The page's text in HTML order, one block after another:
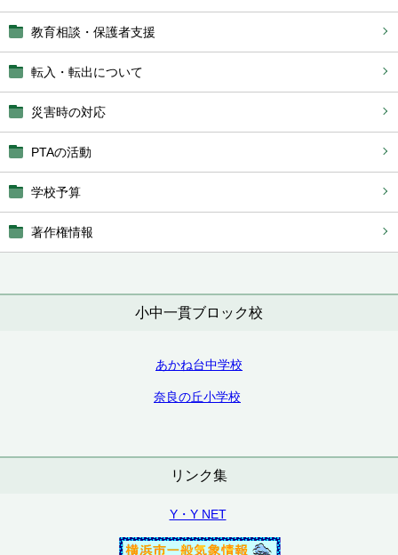
教育相談・保護者支援
転入・転出について
災害時の対応
PTAの活動
学校予算
著作権情報
小中一貫ブロック校
あかね台中学校
奈良の丘小学校
リンク集
Y・Y NET